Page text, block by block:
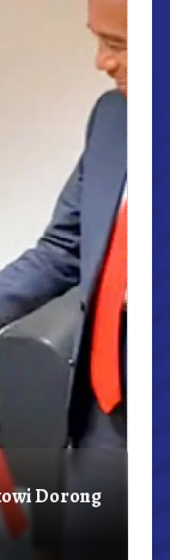
Dorong